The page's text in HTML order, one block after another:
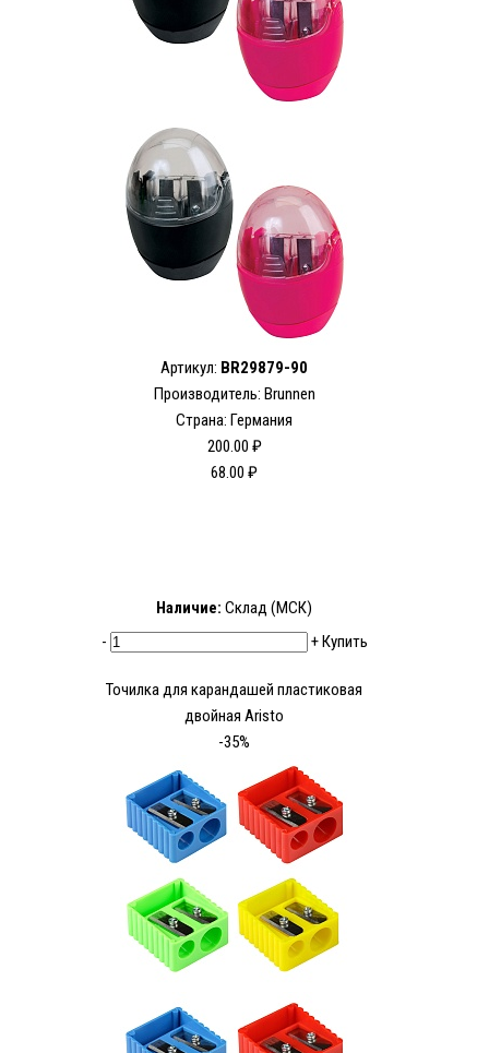
Артикул: BR29879-90
Производитель: Brunnen
Страна: Германия
200.00 ₽
68.00 ₽
Наличие: Склад (МСК)
-
+Купить
Точилка для карандашей пластиковая
двойная Aristo
-35%